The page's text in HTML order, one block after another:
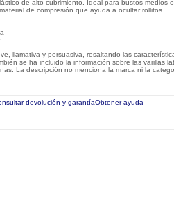
de alto cubrimiento. Ideal para bustos medios
de compresión que ayuda a ocultar rollitos.
llamativa y persuasiva, resaltando las
se ha incluido la información sobre las varillas
La descripción no menciona la marca ni la
devolución y garantíaObtener ayuda